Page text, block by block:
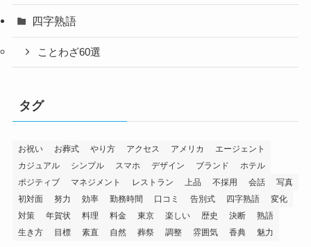
四字熟語
ことわざ60選
タグ
お祝い お葬式 やり方 アクセス アメリカ
エージェント
カジュアル
シンプル スマホ デザイン ブランド
ホテル
ポジティブ
マネジメント レストラン 上品 不採用 会話
写真
初対面
努力 効率 勤務時間 口コミ 告別式 四字熟語
変化
対策
年賀状 料理 料金 東京 楽しい 歴史 決断
熟語
生き方
目標 素直 自然 葬祭 調整 雰囲気 香典 魅力